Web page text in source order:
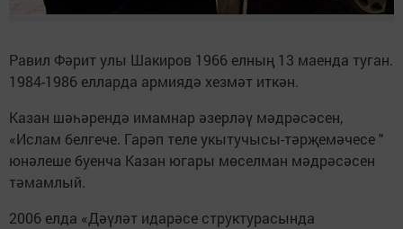
Равил Фәрит улы Шакиров 1966 елның 13 маенда туган.
1984-1986 елларда армиядә хезмәт иткән.
Казан шәһәрендә имамнар әзерләү мәдрәсәсен,
«Ислам белгече. Гарәп теле укытучысы-тәрҗемәчесе "
юнәлеше буенча Казан югары мөселман мәдрәсәсен
тәмамлый.
2006 елда «Дәүләт идарәсе структурасында